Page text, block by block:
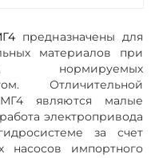
предназначены для
материалов при
нормируемых
Отличительной
являются малые
электропривода
за счет
насосов импортного